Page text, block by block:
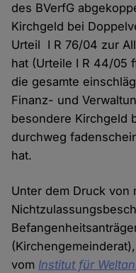
des BVerfG
Kirchgeld bei
Urteil I R 76/04 zur
hat (Urteile I R 44/05
die gesamte
Finanz- und
besondere Kirchgeld
durchweg
hat.
Unter dem Druck von
vom Institut für